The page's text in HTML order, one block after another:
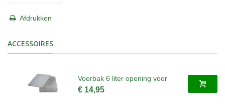
Afdrukken
ACCESSOIRES
Voerbak 6 liter opening voor
€ 14,95